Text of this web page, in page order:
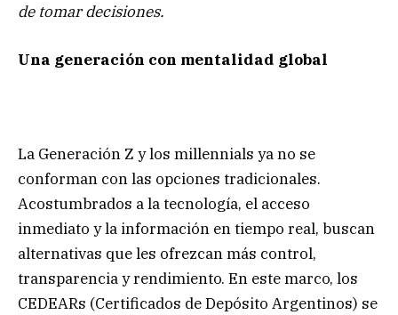
de tomar decisiones.
Una generación con mentalidad global
La Generación Z y los millennials ya no se
conforman con las opciones tradicionales.
Acostumbrados a la tecnología, el acceso
inmediato y la información en tiempo real, buscan
alternativas que les ofrezcan más control,
transparencia y rendimiento. En este marco, los
CEDEARs (Certificados de Depósito Argentinos) se